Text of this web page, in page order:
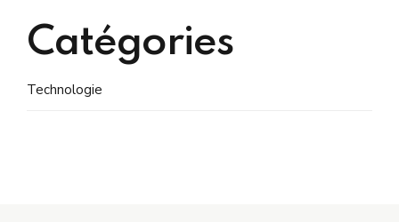
Catégories
Technologie